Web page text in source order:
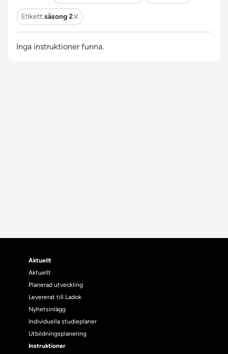
Etikett:säsong 2
Inga instruktioner funna.
Aktuellt
Aktuellt
Planerad utveckling
Levererat till Ladok
Nyhetsinlägg
Individuella studieplaner
Utbildningsplanering
Instruktioner